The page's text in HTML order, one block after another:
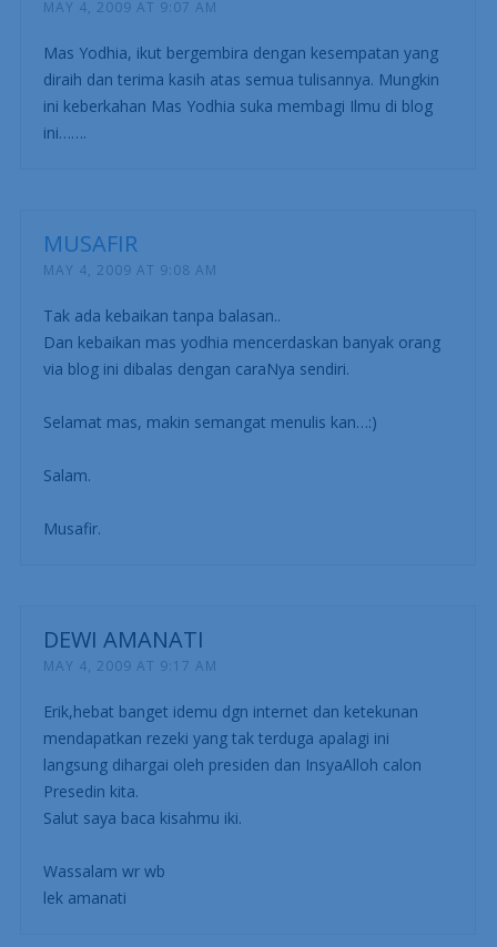
MAY 4, 2009 AT 9:07 AM
Mas Yodhia, ikut bergembira dengan kesempatan yang
diraih dan terima kasih atas semua tulisannya. Mungkin
ini keberkahan Mas Yodhia suka membagi Ilmu di blog
ini…….
MUSAFIR
MAY 4, 2009 AT 9:08 AM
Tak ada kebaikan tanpa balasan..
Dan kebaikan mas yodhia mencerdaskan banyak orang
via blog ini dibalas dengan caraNya sendiri.
Selamat mas, makin semangat menulis kan…:)
Salam.
Musafir.
DEWI AMANATI
MAY 4, 2009 AT 9:17 AM
Erik,hebat banget idemu dgn internet dan ketekunan
mendapatkan rezeki yang tak terduga apalagi ini
langsung dihargai oleh presiden dan InsyaAlloh calon
Presedin kita.
Salut saya baca kisahmu iki.
Wassalam wr wb
lek amanati